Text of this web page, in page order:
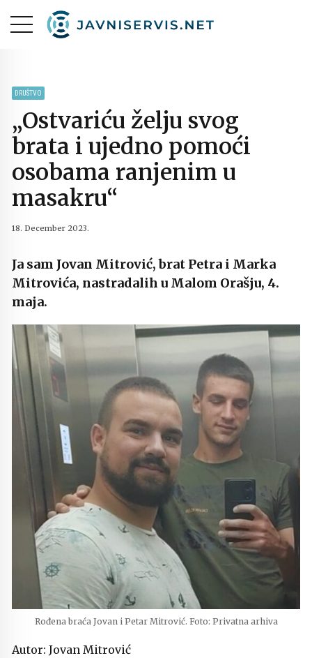
DRUŠTVO
„Ostvariću želju svog
brata i ujedno pomoći
osobama ranjenim u
masakru“
18. December 2023.
Ja sam Jovan Mitrović, brat Petra i Marka
Mitrovića, nastradalih u Malom Orašju, 4.
maja.
Rođena braća Jovan i Petar Mitrović. Foto: Privatna arhiva
Autor: Jovan Mitrović